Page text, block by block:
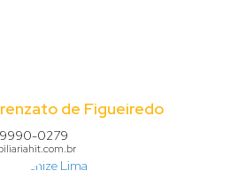
de Figueiredo
0279